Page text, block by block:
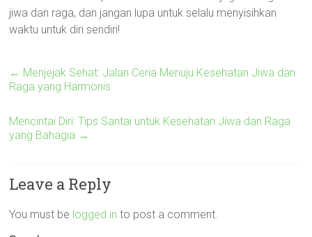
jiwa dan raga, dan jangan lupa untuk selalu menyisihkan
waktu untuk diri sendiri!
← Menjejak Sehat: Jalan Ceria Menuju Kesehatan Jiwa dan
Raga yang Harmonis
Mencintai Diri: Tips Santai untuk Kesehatan Jiwa dan Raga
yang Bahagia →
Leave a Reply
You must be logged in to post a comment.